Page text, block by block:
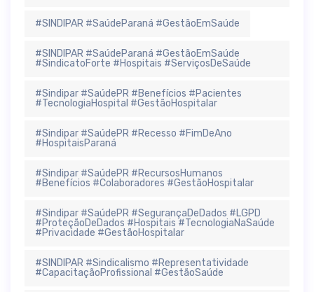
#SINDIPAR #SaúdeParaná #GestãoEmSaúde
#SINDIPAR #SaúdeParaná #GestãoEmSaúde
#SindicatoForte #Hospitais #ServiçosDeSaúde
#Sindipar #SaúdePR #Benefícios #Pacientes
#TecnologiaHospital #GestãoHospitalar
#Sindipar #SaúdePR #Recesso #FimDeAno
#HospitaisParaná
#Sindipar #SaúdePR #RecursosHumanos
#Benefícios #Colaboradores #GestãoHospitalar
#Sindipar #SaúdePR #SegurançaDeDados #LGPD
#ProteçãoDeDados #Hospitais #TecnologiaNaSaúde
#Privacidade #GestãoHospitalar
#SINDIPAR #Sindicalismo #Representatividade
#CapacitaçãoProfissional #GestãoSaúde